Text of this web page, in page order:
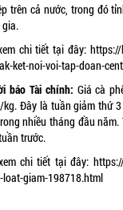
trên cả nước, trong đó
chi tiết tại đây:
ket-noi-voi-tap-doan-
báo Tài chính: Giá cà
kg. Đây là tuần giảm thứ
nhiều tháng đầu
trước.
chi tiết tại đây:
loat-giam-198718.html